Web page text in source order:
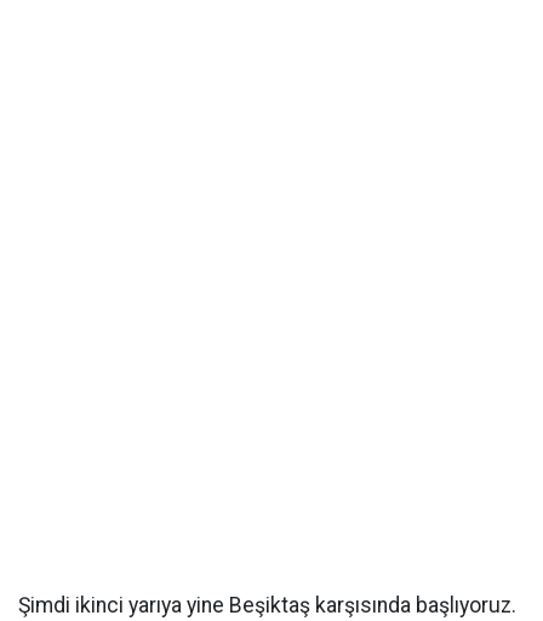
Şimdi ikinci yarıya yine Beşiktaş karşısında başlıyoruz.